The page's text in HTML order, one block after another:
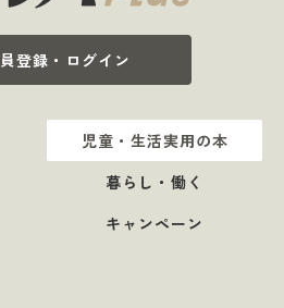
登録・ログイン
児童・生活実用の本
暮らし・働く
キャンペーン